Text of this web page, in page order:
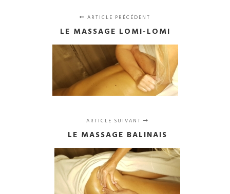
ARTICLE PRÉCÉDENT
LE MASSAGE LOMI-LOMI
ARTICLE SUIVANT
LE MASSAGE BALINAIS